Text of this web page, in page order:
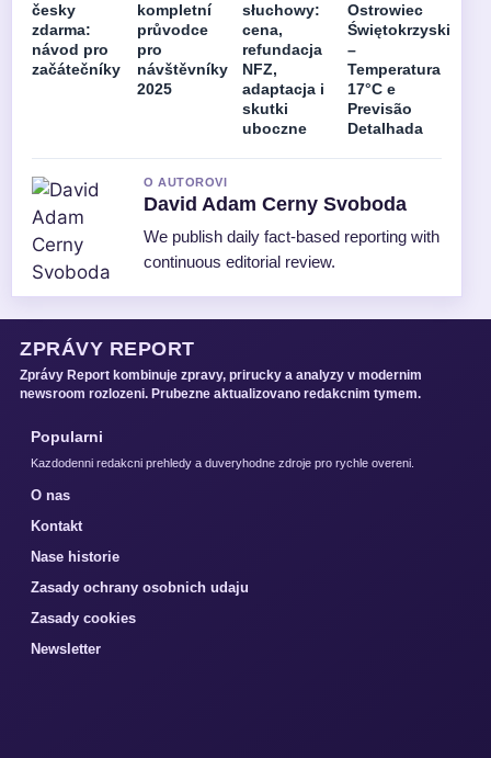
česky
zdarma:
návod pro
začátečníky
kompletní
průvodce
pro
návštěvníky
2025
słuchowy:
cena,
refundacja
NFZ,
adaptacja i
skutki
uboczne
Ostrowiec
Świętokrzyski
–
Temperatura
17°C e
Previsão
Detalhada
O AUTOROVI
David Adam Cerny Svoboda
We publish daily fact-based reporting with
continuous editorial review.
ZPRÁVY REPORT
Zprávy Report kombinuje zpravy, prirucky a analyzy v modernim
newsroom rozlozeni. Prubezne aktualizovano redakcnim tymem.
Popularni
Kazdodenni redakcni prehledy a duveryhodne zdroje pro rychle overeni.
O nas
Kontakt
Nase historie
Zasady ochrany osobnich udaju
Zasady cookies
Newsletter